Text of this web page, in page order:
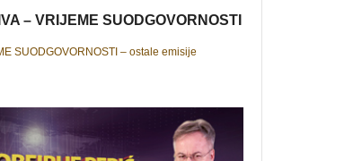
– VRIJEME SUODGOVORNOSTI
SUODGOVORNOSTI – ostale emisije